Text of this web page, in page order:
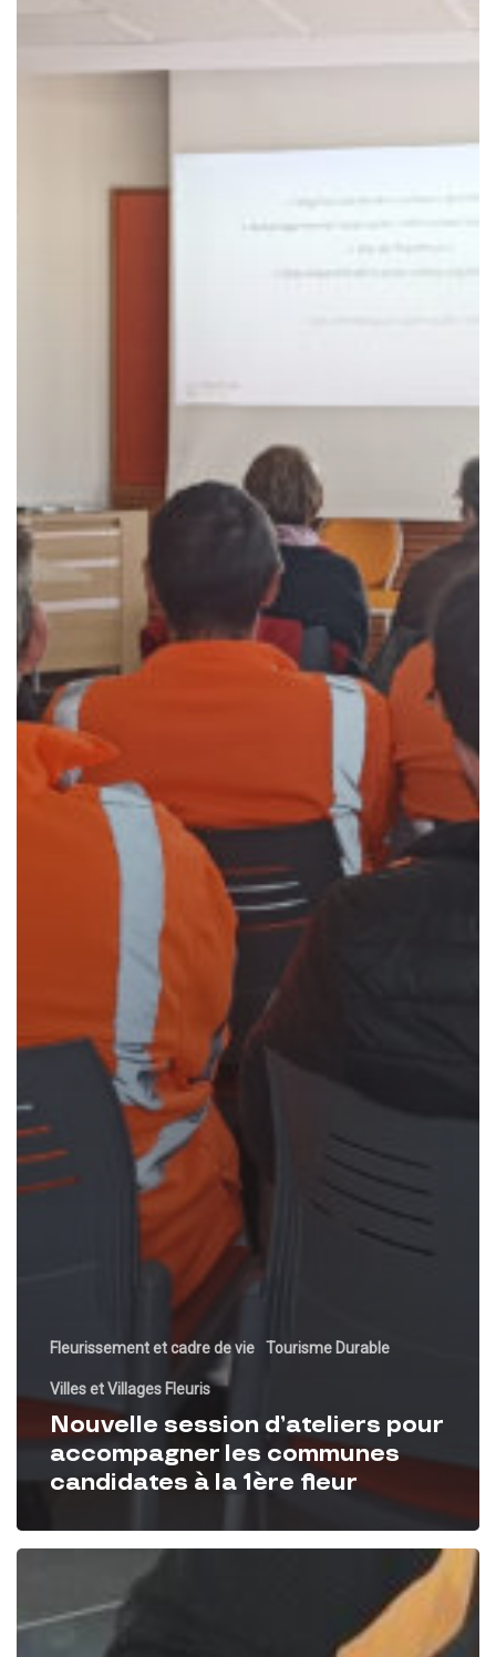
Fleurissement et cadre de vie Tourisme Durable
Villes et Villages Fleuris
Nouvelle session d’ateliers pour
accompagner les communes
candidates à la 1ère fleur